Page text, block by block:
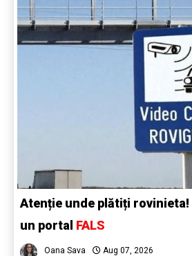
Atenție unde plătiți
un portal FALS
Oana Sava Aug 07, 2026